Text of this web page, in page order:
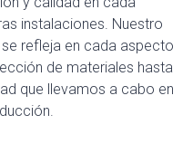
instalaciones. Nuestro
refleja en cada aspecto
de materiales hasta
que llevamos a cabo en